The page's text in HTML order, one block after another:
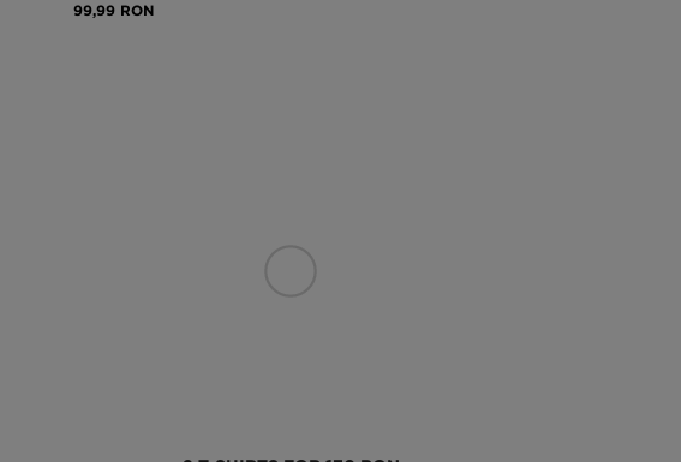
99,99 RON